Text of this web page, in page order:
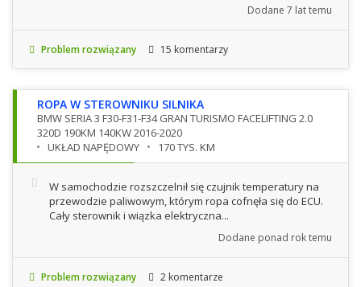
Dodane 7 lat temu
Problem rozwiązany 15 komentarzy
ROPA W STEROWNIKU SILNIKA
BMW SERIA 3 F30-F31-F34 GRAN TURISMO FACELIFTING 2.0
320D 190KM 140KW 2016-2020
UKŁAD NAPĘDOWY
170 TYS. KM
W samochodzie rozszczelnił się czujnik temperatury na
przewodzie paliwowym, którym ropa cofnęła się do ECU.
Cały sterownik i wiązka elektryczna...
Dodane ponad rok temu
Problem rozwiązany 2 komentarze